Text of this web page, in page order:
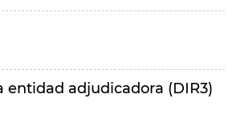
entidad adjudicadora (DIR3)